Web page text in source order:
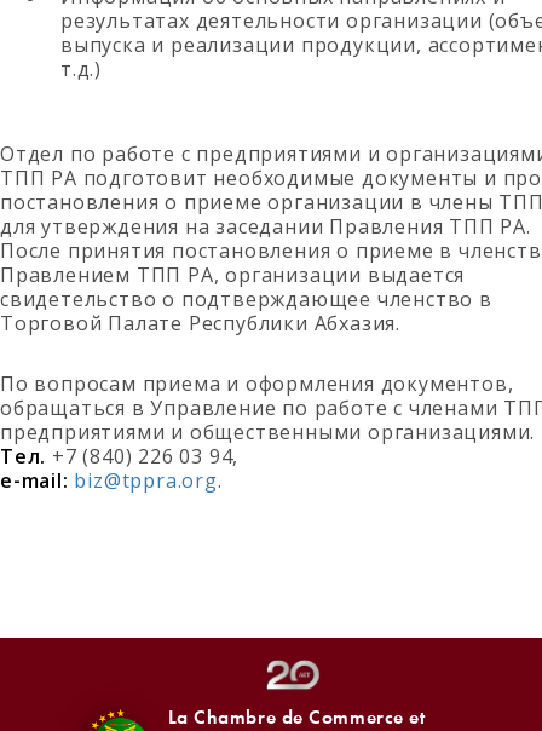
результатах деятельности организации
выпуска и реализации продукции,
т.д.)
Отдел по работе с предприятиями и
ТПП РА подготовит необходимые документы и
постановления о приеме организации в члены
для утверждения на заседании Правления ТПП РА.
После принятия постановления о приеме в
Правлением ТПП РА, организации выдается
свидетельство о подтверждающее членство в
Торговой Палате Республики Абхазия.
По вопросам приема и оформления документов,
обращаться в Управление по работе с членами
предприятиями и общественными организациями.
Тел. +7 (840) 226 03 94,
e-mail: biz@tppra.org.
La Chambre de Commerce et